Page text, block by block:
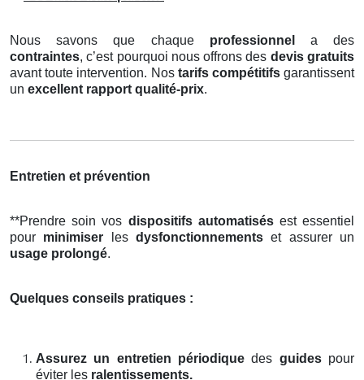
Nous savons que chaque professionnel
a des
contraintes, c’est pourquoi nous offrons des devis gratuits
avant toute intervention. Nos tarifs compétitifsgarantissent
un excellent rapport qualité-prix.
Entretien et prévention
**Prendre soin vos dispositifs automatisésest essentiel
pour minimiser lesdysfonctionnements et assurer un
usage prolongé.
Quelques conseils pratiques :
Assurez un entretien périodique des guidespour
éviter les ralentissements.